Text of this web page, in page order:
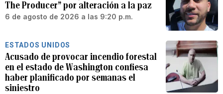
The Producer” por alteración a la paz
6 de agosto de 2026 a las 9:20 p.m.
ESTADOS UNIDOS
Acusado de provocar incendio forestal
en el estado de Washington confiesa
haber planificado por semanas el
siniestro